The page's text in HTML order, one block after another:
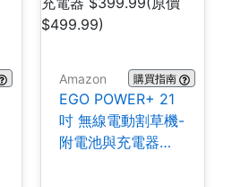
Amazon 購買指南
EGO POWER+ 21
吋 無線電動割草機-
附電池與充電器